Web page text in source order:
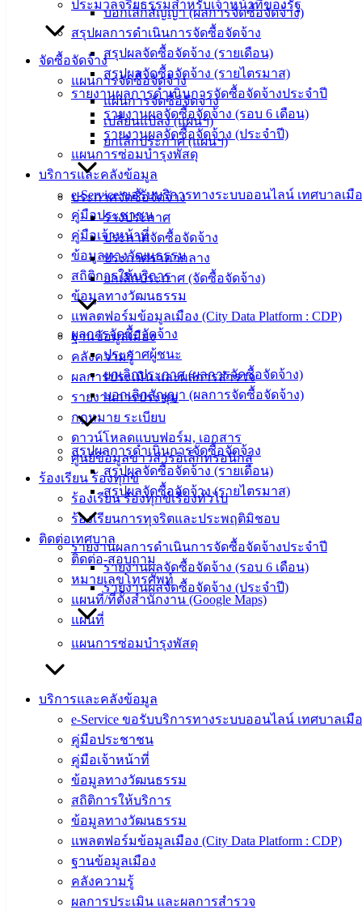
บอกเลิกสัญญา (ผลการจัดซื้อจัดจ้าง)
สรุปผลการดำเนินการจัดซื้อจัดจ้าง
สรุปผลจัดซื้อจัดจ้าง (รายเดือน)
สรุปผลจัดซื้อจัดจ้าง (รายไตรมาส)
รายงานผลการดำเนินการจัดซื้อจัดจ้างประจำปี
รายงานผลจัดซื้อจัดจ้าง (รอบ 6 เดือน)
รายงานผลจัดซื้อจัดจ้าง (ประจำปี)
แผนการซ่อมบำรุงพัสดุ
บริการและคลังข้อมูล
e-Service ขอรับบริการทางระบบออนไลน์ เทศบาลเมื
คู่มือประชาชน
คู่มือเจ้าหน้าที่
ข้อมูลทางวัฒนธรรม
สถิติการให้บริการ
ข้อมูลทางวัฒนธรรม
แพลตฟอร์มข้อมูลเมือง (City Data Platform : CDP)
ฐานข้อมูลเมือง
คลังความรู้
ผลการประเมิน และผลการสำรวจ
รายงานการประชุม
กฎหมาย ระเบียบ
ดาวน์โหลดแบบฟอร์ม, เอกสาร
ศูนย์ข้อมูลข่าวสารอิเล็กทรอนิกส์
ร้องเรียน ร้องทุกข์
ร้องเรียน ร้องทุกข์เรื่องทั่วไป
ร้องเรียนการทุจริตและประพฤติมิชอบ
ติดต่อเทศบาล
ติดต่อ-สอบถาม
หมายเลขโทรศัพท์
แผนที่/ที่ตั้งสำนักงาน (Google Maps)
แผนที่
ประมวลจริยธรรมสำหรับเจ้าหน้าที่ของรัฐ
จัดซื้อจัดจ้าง
แผนการจัดซื้อจัดจ้าง
แผนการจัดซื้อจัดจ้าง
เปลี่ยนแปลง (แผนฯ)
ยกเลิกประกาศ (แผนฯ)
ประกาศจัดซื้อจัดจ้าง
ร่างประกาศ
ประกาศจัดซื้อจัดจ้าง
ประกาศราคากลาง
ยกเลิกประกาศ (จัดซื้อจัดจ้าง)
ผลการจัดซื้อจัดจ้าง
ประกาศผู้ชนะ
ยกเลิกประกาศ (ผลการจัดซื้อจัดจ้าง)
บอกเลิกสัญญา (ผลการจัดซื้อจัดจ้าง)
สรุปผลการดำเนินการจัดซื้อจัดจ้าง
สรุปผลจัดซื้อจัดจ้าง (รายเดือน)
สรุปผลจัดซื้อจัดจ้าง (รายไตรมาส)
รายงานผลการดำเนินการจัดซื้อจัดจ้างประจำปี
รายงานผลจัดซื้อจัดจ้าง (รอบ 6 เดือน)
รายงานผลจัดซื้อจัดจ้าง (ประจำปี)
แผนการซ่อมบำรุงพัสดุ
บริการและคลังข้อมูล
e-Service ขอรับบริการทางระบบออนไลน์ เทศบาลเมื
คู่มือประชาชน
คู่มือเจ้าหน้าที่
ข้อมูลทางวัฒนธรรม
สถิติการให้บริการ
ข้อมูลทางวัฒนธรรม
แพลตฟอร์มข้อมูลเมือง (City Data Platform : CDP)
ฐานข้อมูลเมือง
คลังความรู้
ผลการประเมิน และผลการสำรวจ
เทศบาล
เมืองอ่าง
ที่ตั้ง :
สำนักงาน
เทศบาลเมือง
อ่างศิลา 90/338
ม.3 ต.เสม็ด
อ.เมือง จ.ชลบุรี
038-
142-100-104
บริการ
ประชาชน
ดาวน์โหลด
แบบ
ฟอร์ม,
เอกสาร
คู่มือ
สำหรับ
ประชาชน/
คู่มือการ
ปฏิบัติ
น่ารู้
ศุนย์
ข้อมูล
ข่าวสาร
อิเล็กทรอนิกส์
องค์
ความรู้
(Knowledge
Management)
เทศบาล